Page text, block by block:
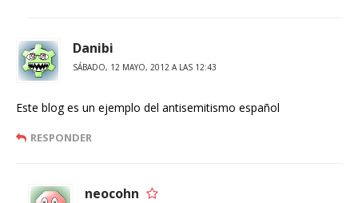
Danibi
SÁBADO, 12 MAYO, 2012 A LAS 12:43
Este blog es un ejemplo del antisemitismo español
RESPONDER
neocohn